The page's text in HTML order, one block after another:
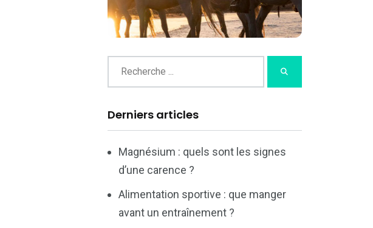
Derniers articles
Magnésium : quels sont les signes
d’une carence ?
Alimentation sportive : que manger
avant un entraînement ?